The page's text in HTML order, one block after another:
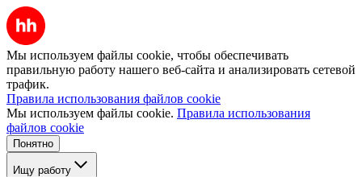
Мы используем файлы cookie, чтобы обеспечивать
правильную работу нашего веб-сайта и анализировать сетевой
трафик.
Правила использования файлов cookie
Мы используем файлы cookie. Правила использования
файлов cookie
Понятно
Ищу работу